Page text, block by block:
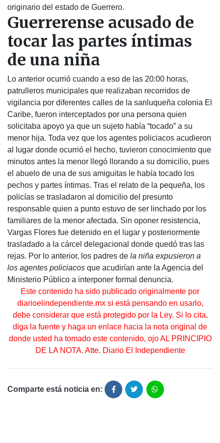
originario del estado de Guerrero.
Guerrerense acusado de
tocar las partes íntimas
de una niña
Lo anterior ocurrió cuando a eso de las 20:00 horas,
patrulleros municipales que realizaban recorridos de
vigilancia por diferentes calles de la sanluqueña colonia El
Caribe, fueron interceptados por una persona quien
solicitaba apoyo ya que un sujeto había “tocado” a su
menor hija. Toda vez que los agentes policiacos acudieron
al lugar donde ocurrió el hecho, tuvieron conocimiento que
minutos antes la menor llegó llorando a su domicilio, pues
el abuelo de una de sus amiguitas le había tocado los
pechos y partes íntimas. Tras el relato de la pequeña, los
policías se trasladaron al domicilio del presunto
responsable quien a punto estuvo de ser linchado por los
familiares de la menor afectada. Sin oponer resistencia,
Vargas Flores fue detenido en el lugar y posteriormente
trasladado a la cárcel delegacional donde quedó tras las
rejas. Por lo anterior, los padres de la niña expusieron a
los agentes policiacos que acudirían ante la Agencia del
Ministerio Público a interponer formal denuncia.
Este contenido ha sido publicado originalmente por
diarioelindependiente.mx si está pensando en usarlo,
debe considerar que está protegido por la Ley. Si lo cita,
diga la fuente y haga un enlace hacia la nota original de
donde usted ha tomado este contenido, ojo AL PRINCIPIO
DE LA NOTA. Atte. Diario El Independiente
Comparte está noticia en: